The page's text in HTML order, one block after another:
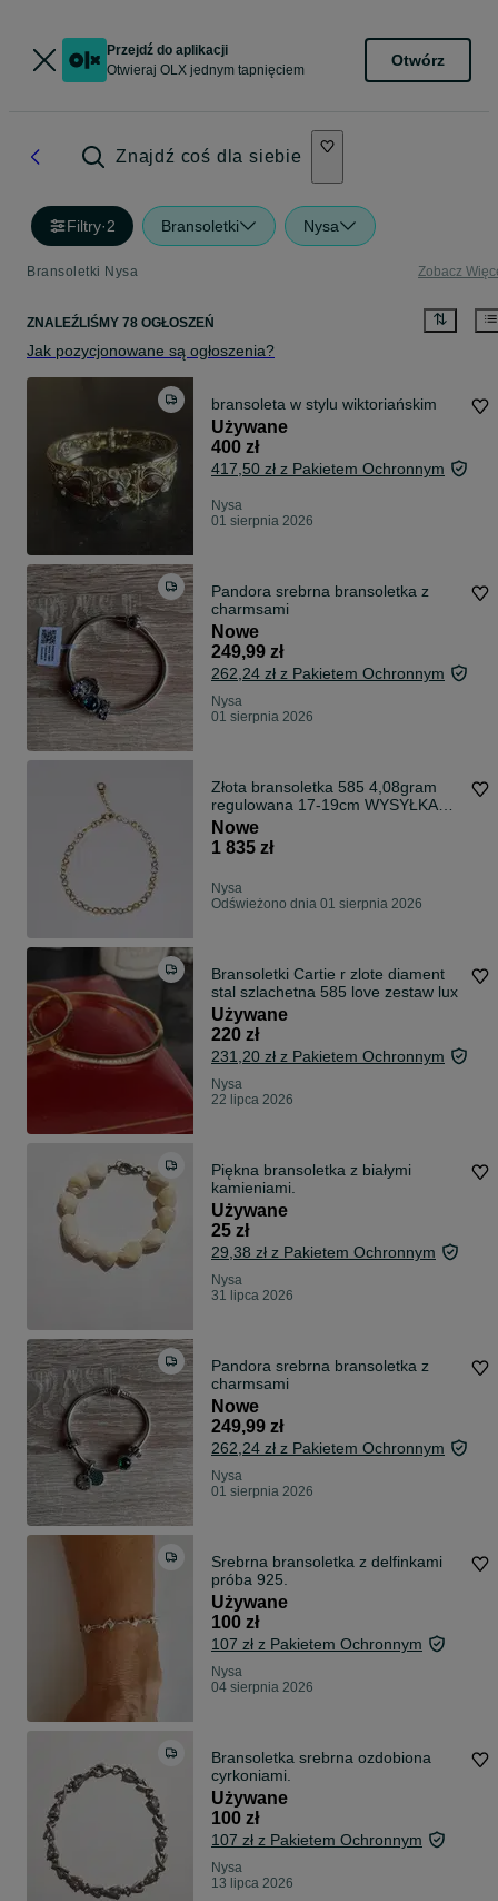
Przejdź do aplikacji
Otwieraj OLX jednym tapnięciem
Otwórz
Znajdź coś dla siebie
Filtry·2 Bransoletki Nysa
Bransoletki Nysa Zobacz
ZNALEŹLIŚMY 78 OGŁOSZEŃ
Jak pozycjonowane są ogłoszenia?
bransoleta w stylu wiktoriańskim
Używane
400 zł
417,50 zł z Pakietem Ochronnym
Nysa
01 sierpnia 2026
Pandora srebrna bransoletka z
charmsami
Nowe
249,99 zł
262,24 zł z Pakietem Ochronnym
Nysa
01 sierpnia 2026
Złota bransoletka 585 4,08gram
regulowana 17-19cm WYSYŁKA
GRATIS
Nowe
1 835 zł
Nysa
Odświeżono dnia 01 sierpnia 2026
Bransoletki Cartie r zlote diament
stal szlachetna 585 love zestaw lux
Używane
220 zł
231,20 zł z Pakietem Ochronnym
Nysa
22 lipca 2026
Piękna bransoletka z białymi
kamieniami.
Używane
25 zł
29,38 zł z Pakietem Ochronnym
Nysa
31 lipca 2026
Pandora srebrna bransoletka z
charmsami
Nowe
249,99 zł
262,24 zł z Pakietem Ochronnym
Nysa
01 sierpnia 2026
Srebrna bransoletka z delfinkami
próba 925.
Używane
100 zł
107 zł z Pakietem Ochronnym
Nysa
04 sierpnia 2026
Bransoletka srebrna ozdobiona
cyrkoniami.
Używane
100 zł
107 zł z Pakietem Ochronnym
Nysa
13 lipca 2026